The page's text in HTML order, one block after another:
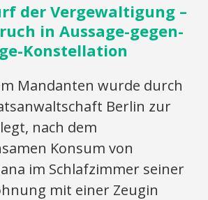
der Vergewaltigung –
in Aussage-gegen-
Konstellation
Mandanten wurde durch
Berlin zur
nach dem
Konsum von
im Schlafzimmer seiner
mit einer Zeugin